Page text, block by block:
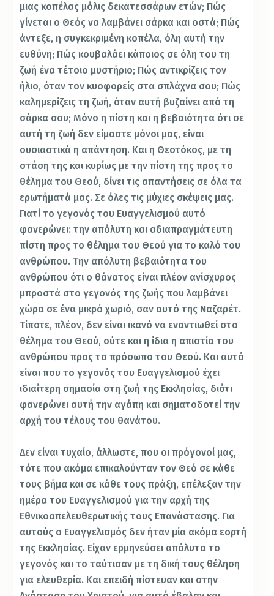
μιας κοπέλας μόλις δεκατεσσάρων ετών; Πώς
γίνεται ο Θεός να λαμβάνει σάρκα και οστά; Πώς
άντεξε, η συγκεκριμένη κοπέλα, όλη αυτή την
ευθύνη; Πώς κουβαλάει κάποιος σε όλη του τη
ζωή ένα τέτοιο μυστήριο; Πώς αντικρίζεις τον
ήλιο, όταν τον κυοφορείς στα σπλάχνα σου; Πώς
καλημερίζεις τη ζωή, όταν αυτή βυζαίνει από τη
σάρκα σου; Μόνο η πίστη και η βεβαιότητα ότι σε
αυτή τη ζωή δεν είμαστε μόνοι μας, είναι
ουσιαστικά η απάντηση. Και η Θεοτόκος, με τη
στάση της και κυρίως με την πίστη της προς το
θέλημα του Θεού, δίνει τις απαντήσεις σε όλα τα
ερωτήματά μας. Σε όλες τις μύχιες σκέψεις μας.
Γιατί το γεγονός του Ευαγγελισμού αυτό
φανερώνει: την απόλυτη και αδιαπραγμάτευτη
πίστη προς το θέλημα του Θεού για το καλό του
ανθρώπου. Την απόλυτη βεβαιότητα του
ανθρώπου ότι ο θάνατος είναι πλέον ανίσχυρος
μπροστά στο γεγονός της ζωής που λαμβάνει
χώρα σε ένα μικρό χωριό, σαν αυτό της Ναζαρέτ.
Τίποτε, πλέον, δεν είναι ικανό να εναντιωθεί στο
θέλημα του Θεού, ούτε και η ίδια η απιστία του
ανθρώπου προς το πρόσωπο του Θεού. Και αυτό
είναι που το γεγονός του Ευαγγελισμού έχει
ιδιαίτερη σημασία στη ζωή της Εκκλησίας, διότι
φανερώνει αυτή την αγάπη και σηματοδοτεί την
αρχή του τέλους του θανάτου.
Δεν είναι τυχαίο, άλλωστε, που οι πρόγονοί μας,
τότε που ακόμα επικαλούνταν τον Θεό σε κάθε
τους βήμα και σε κάθε τους πράξη, επέλεξαν την
ημέρα του Ευαγγελισμού για την αρχή της
Εθνικοαπελευθερωτικής τους Επανάστασης. Για
αυτούς ο Ευαγγελισμός δεν ήταν μία ακόμα εορτή
της Εκκλησίας. Είχαν ερμηνεύσει απόλυτα το
γεγονός και το ταύτισαν με τη δική τους θέληση
για ελευθερία. Και επειδή πίστευαν και στην